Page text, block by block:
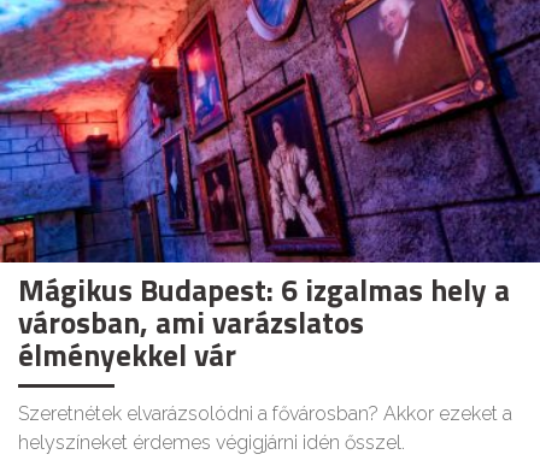
Mágikus Budapest: 6 izgalmas hely a
városban, ami varázslatos
élményekkel vár
Szeretnétek elvarázsolódni a fővárosban? Akkor ezeket a
helyszíneket érdemes végigjárni idén ősszel.